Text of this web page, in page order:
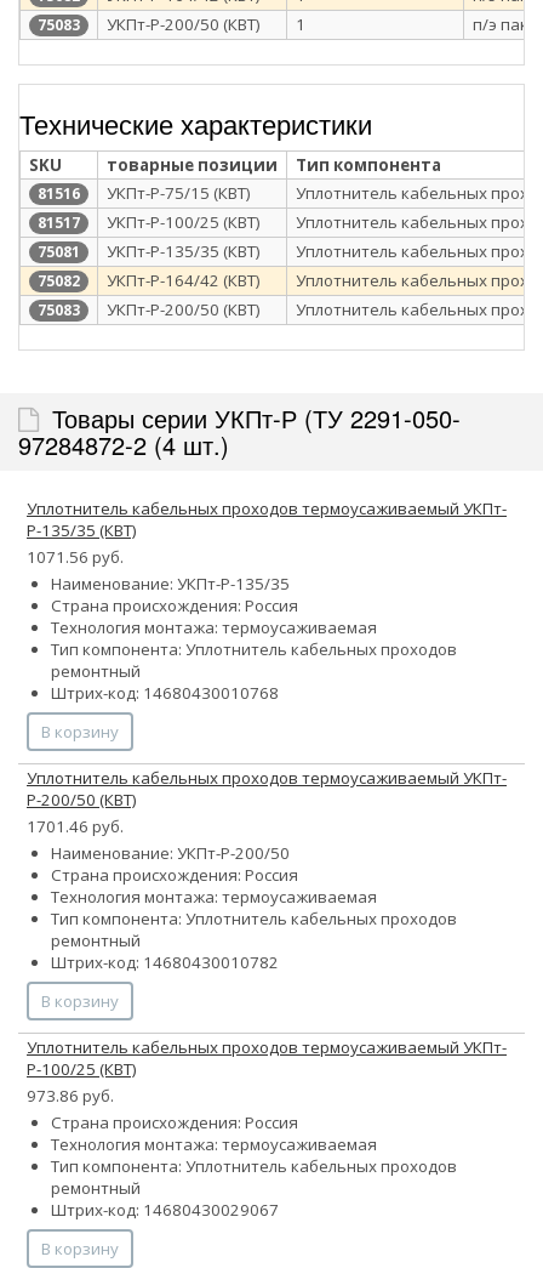
75083 УКПт-Р-200/50 (КВТ) 1 п/э
Технические характеристики
SKU товарные позиции Тип компонента
81516 УКПт-Р-75/15 (КВТ) Уплотнитель кабельных
81517 УКПт-Р-100/25 (КВТ) Уплотнитель кабельных
75081 УКПт-Р-135/35 (КВТ) Уплотнитель кабельных
75082 УКПт-Р-164/42 (КВТ) Уплотнитель кабельных
75083 УКПт-Р-200/50 (КВТ) Уплотнитель кабельных
Товары серии УКПт-Р (ТУ 2291-050-
97284872-2 (4 шт.)
Уплотнитель кабельных проходов термоусаживаемый УКПт-
Р-135/35 (КВТ)
1071.56 руб.
Наименование: УКПт-Р-135/35
Страна происхождения: Россия
Технология монтажа: термоусаживаемая
Тип компонента: Уплотнитель кабельных проходов
ремонтный
Штрих-код: 14680430010768
В корзину
Уплотнитель кабельных проходов термоусаживаемый УКПт-
Р-200/50 (КВТ)
1701.46 руб.
Наименование: УКПт-Р-200/50
Страна происхождения: Россия
Технология монтажа: термоусаживаемая
Тип компонента: Уплотнитель кабельных проходов
ремонтный
Штрих-код: 14680430010782
В корзину
Уплотнитель кабельных проходов термоусаживаемый УКПт-
Р-100/25 (КВТ)
973.86 руб.
Страна происхождения: Россия
Технология монтажа: термоусаживаемая
Тип компонента: Уплотнитель кабельных проходов
ремонтный
Штрих-код: 14680430029067
В корзину